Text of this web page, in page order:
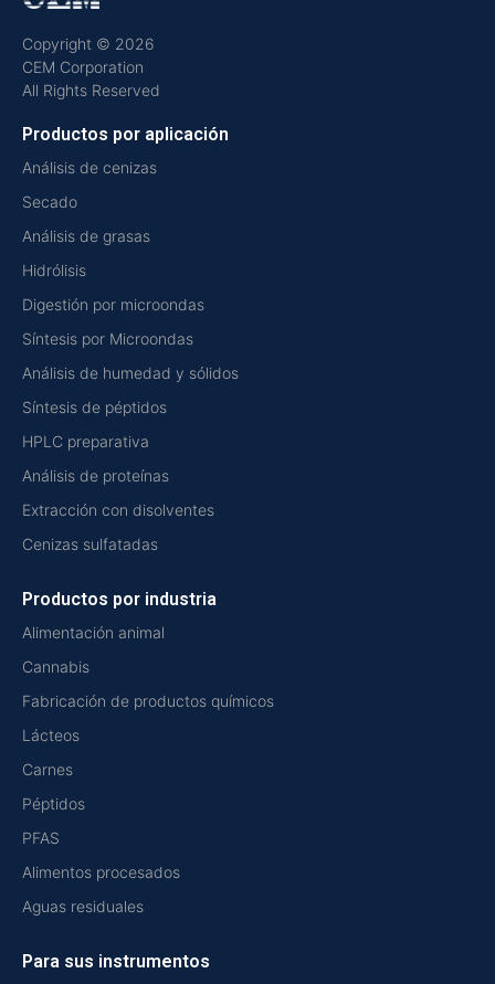
Copyright © 2026
CEM Corporation
All Rights Reserved
Productos por aplicación
Análisis de cenizas
Secado
Análisis de grasas
Hidrólisis
Digestión por microondas
Síntesis por Microondas
Análisis de humedad y sólidos
Síntesis de péptidos
HPLC preparativa
Análisis de proteínas
Extracción con disolventes
Cenizas sulfatadas
Productos por industria
Alimentación animal
Cannabis
Fabricación de productos químicos
Lácteos
Carnes
Péptidos
PFAS
Alimentos procesados
Aguas residuales
Para sus instrumentos